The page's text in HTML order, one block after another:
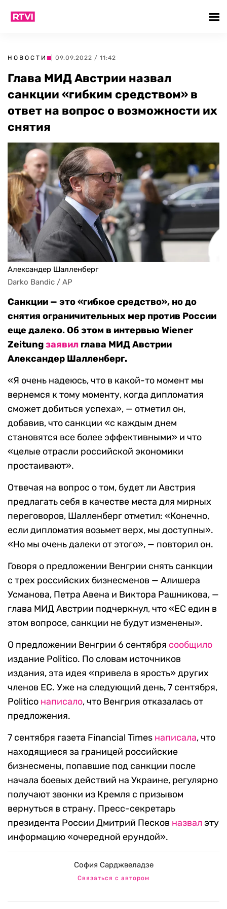
НОВОСТИ | 09.09.2022 / 11:42
Глава МИД Австрии назвал
санкции «гибким средством» в
ответ на вопрос о возможности их
снятия
Александер Шалленберг
Darko Bandic / AP
Санкции — это «гибкое средство», но до
снятия ограничительных мер против России
еще далеко. Об этом в интервью Wiener
Zeitungзаявил глава МИД Австрии
Александер Шалленберг.
«Я очень надеюсь, что в какой-то момент мы
вернемся к тому моменту, когда дипломатия
сможет добиться успеха», — отметил он,
добавив, что санкции «с каждым днем
становятся все более эффективными» и что
«целые отрасли российской экономики
простаивают».
Отвечая на вопрос о том, будет ли Австрия
предлагать себя в качестве места для мирных
переговоров, Шалленберг отметил: «Конечно,
если дипломатия возьмет верх, мы доступны».
«Но мы очень далеки от этого», — повторил он.
Говоря о предложении Венгрии снять санкции
с трех российских бизнесменов — Алишера
Усманова, Петра Авена и Виктора Рашникова, —
глава МИД Австрии подчеркнул, что «ЕС един в
этом вопросе, санкции не будут изменены».
О предложении Венгрии 6 сентября сообщило
издание Politico. По словам источников
издания, эта идея «привела в ярость» других
членов ЕС. Уже на следующий день, 7 сентября,
Politico написало, что Венгрия отказалась от
предложения.
7 сентября газета Financial Times написала, что
находящиеся за границей российские
бизнесмены, попавшие под санкции после
начала боевых действий на Украине, регулярно
получают звонки из Кремля с призывом
вернуться в страну. Пресс-секретарь
президента России Дмитрий Песков назвал эту
информацию «очередной ерундой».
София Сарджвеладзе
Связаться с автором